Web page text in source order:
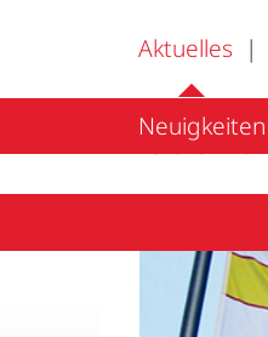
Aktuelles
Neuigkeiten
Stellenmarkt